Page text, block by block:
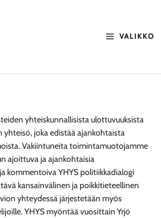
VALIKKO
yhteiskunnallisista ulottuvuuksista
joka edistää ajankohtaista
Vakiintuneita toimintamuotojamme
ajoittuva ja ajankohtaisia
kommentoiva YHYS politiikkadialogi
kansainvälinen ja poikkitieteellinen
yhteydessä järjestetään myös
YHYS myöntää vuosittain Yrjö